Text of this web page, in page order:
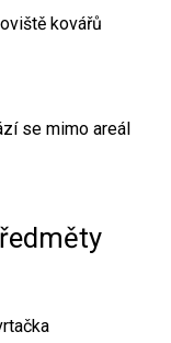
kovářů
se mimo areál